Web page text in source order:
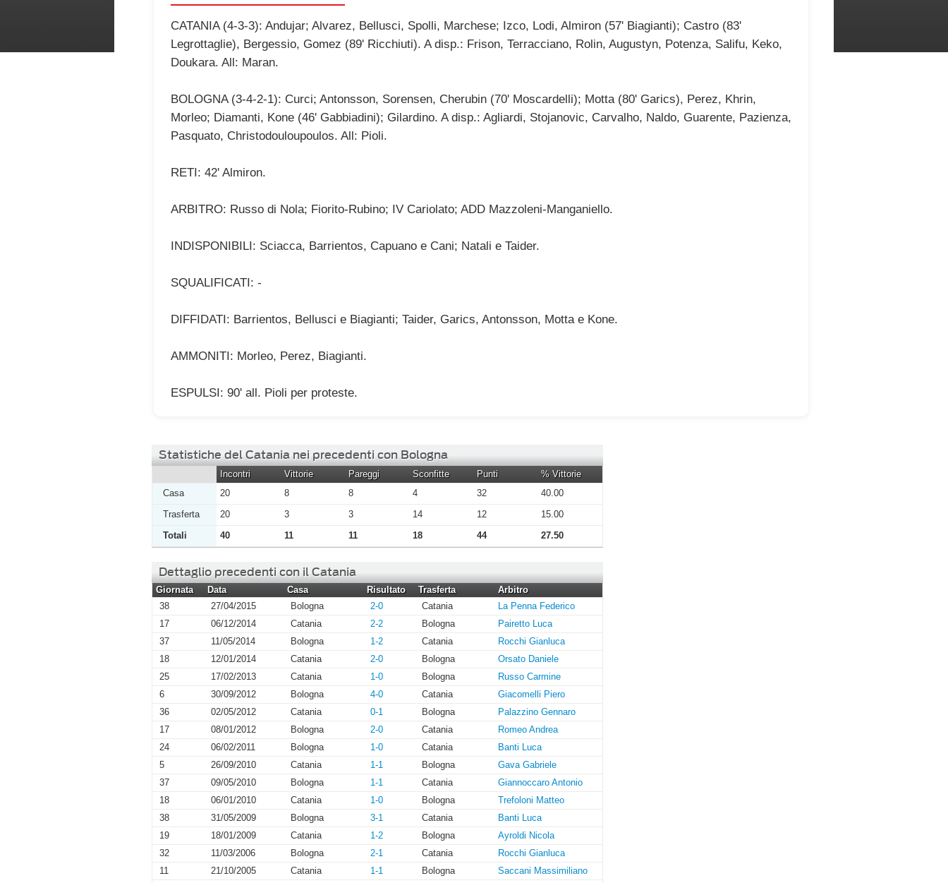
CATANIA (4-3-3): Andujar; Alvarez, Bellusci, Spolli, Marchese; Izco, Lodi, Almiron (57' Biagianti); Castro (83'
Legrottaglie), Bergessio, Gomez (89' Ricchiuti). A disp.: Frison, Terracciano, Rolin, Augustyn, Potenza, Salifu, Keko,
Doukara. All: Maran.
BOLOGNA (3-4-2-1): Curci; Antonsson, Sorensen, Cherubin (70' Moscardelli); Motta (80' Garics), Perez, Khrin,
Morleo; Diamanti, Kone (46' Gabbiadini); Gilardino. A disp.: Agliardi, Stojanovic, Carvalho, Naldo, Guarente, Pazienza,
Pasquato, Christodouloupoulos. All: Pioli.
RETI: 42' Almiron.
ARBITRO: Russo di Nola; Fiorito-Rubino; IV Cariolato; ADD Mazzoleni-Manganiello.
INDISPONIBILI: Sciacca, Barrientos, Capuano e Cani; Natali e Taider.
SQUALIFICATI: -
DIFFIDATI: Barrientos, Bellusci e Biagianti; Taider, Garics, Antonsson, Motta e Kone.
AMMONITI: Morleo, Perez, Biagianti.
ESPULSI: 90' all. Pioli per proteste.
Statistiche del Catania nei precedenti con Bologna
Incontri Vittorie Pareggi Sconfitte Punti
% Vittorie
Casa
20 8 8 4 32
40.00
Trasferta
20 3 3 14 12
15.00
Totali
40 11 11 18 44 27.50
Dettaglio precedenti con il Catania
Giornata Data Casa Risultato Trasferta
Arbitro
38
27/04/2015 Bologna 2-0 Catania
La Penna Federico
17
06/12/2014 Catania 2-2 Bologna
Pairetto Luca
37
11/05/2014 Bologna 1-2 Catania
Rocchi Gianluca
18
12/01/2014 Catania 2-0 Bologna
Orsato Daniele
25
17/02/2013 Catania 1-0 Bologna
Russo Carmine
6
30/09/2012 Bologna 4-0 Catania
Giacomelli Piero
36
02/05/2012 Catania 0-1 Bologna
Palazzino Gennaro
17
08/01/2012 Bologna 2-0 Catania
Romeo Andrea
24
06/02/2011 Bologna 1-0 Catania
Banti Luca
5
26/09/2010 Catania 1-1 Bologna
Gava Gabriele
37
09/05/2010 Bologna 1-1 Catania
Giannoccaro Antonio
18
06/01/2010 Catania 1-0 Bologna
Trefoloni Matteo
38
31/05/2009 Bologna 3-1 Catania
Banti Luca
19
18/01/2009 Catania 1-2 Bologna
Ayroldi Nicola
32
11/03/2006 Bologna 2-1 Catania
Rocchi Gianluca
11
21/10/2005 Catania 1-1 Bologna
Saccani Massimiliano